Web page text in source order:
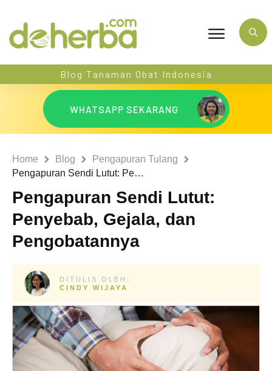
Blog Tanaman Obat Indonesia
WHATSAPP SEKARANG
Home Blog
Pengapuran Tulang
Pengapuran Sendi Lutut: Penyebab, Gejala, dan Pengobatannya
Pengapuran Sendi Lutut:
Penyebab, Gejala, dan
Pengobatannya
DITULIS OLEH:
CINDY WIJAYA